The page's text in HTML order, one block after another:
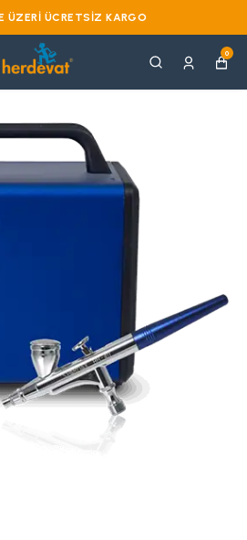
ÜZERI ÜCRETSIZ KARGO
0